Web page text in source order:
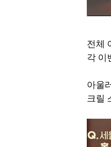
전체
각 이
아울
크릴